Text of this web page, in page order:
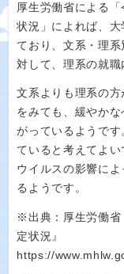
厚生労働省による
状況」によれば、
ており、文系・理
対して、理系の就職
文系よりも理系の
をみても、緩やか
がっているようで
ていると考えてよ
ウイルスの影響に
るようです。
※出典：厚生労働省
定状況』
https://